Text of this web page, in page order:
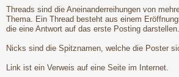
Threads sind die Aneinanderreihungen von
Thema. Ein Thread besteht aus einem
die eine Antwort auf das erste Posting darstellen.
Nicks sind die Spitznamen, welche die Poster
Link ist ein Verweis auf eine Seite im Internet.